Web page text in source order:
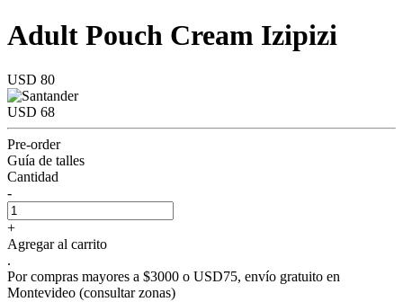
Adult Pouch Cream Izipizi
USD 80
USD 68
Pre-order
Guía de talles
Cantidad
-
+
Agregar al carrito
.
Por compras mayores a $3000 o USD75, envío gratuito en
Montevideo (consultar zonas)